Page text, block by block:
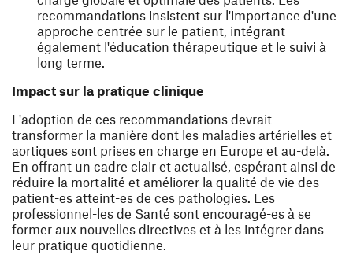
recommandations insistent sur l'importance d'une
approche centrée sur le patient, intégrant
également l'éducation thérapeutique et le suivi à
long terme.
Impact sur la pratique clinique
L'adoption de ces recommandations devrait
transformer la manière dont les maladies artérielles et
aortiques sont prises en charge en Europe et au-delà.
En offrant un cadre clair et actualisé, espérant ainsi de
réduire la mortalité et améliorer la qualité de vie des
patient-es atteint-es de ces pathologies. Les
professionnel-les de Santé sont encouragé-es à se
former aux nouvelles directives et à les intégrer dans
leur pratique quotidienne.